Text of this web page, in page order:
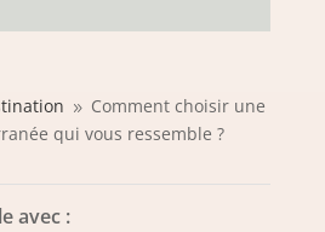
9 Comment choisir une
qui vous ressemble ?
avec :